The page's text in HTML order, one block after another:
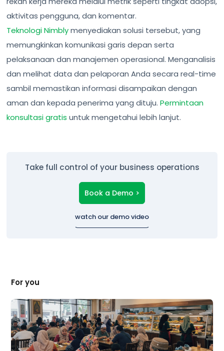
aktivitas pengguna, dan komentar.
Teknologi Nimblymenyediakan solusi tersebut, yang
memungkinkan komunikasi garis depan serta
pelaksanaan dan manajemen operasional. Menganalisis
dan melihat data dan pelaporan Anda secara real-time
sambil memastikan informasi disampaikan dengan
aman dan kepada penerima yang dituju.Permintaan
konsultasi gratis untuk mengetahui lebih lanjut.
Take full control of your business operations
Book a Demo >
watch our demo video
For you